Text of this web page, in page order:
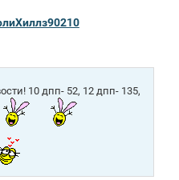
10 дпп- 52, 12 дпп- 135,